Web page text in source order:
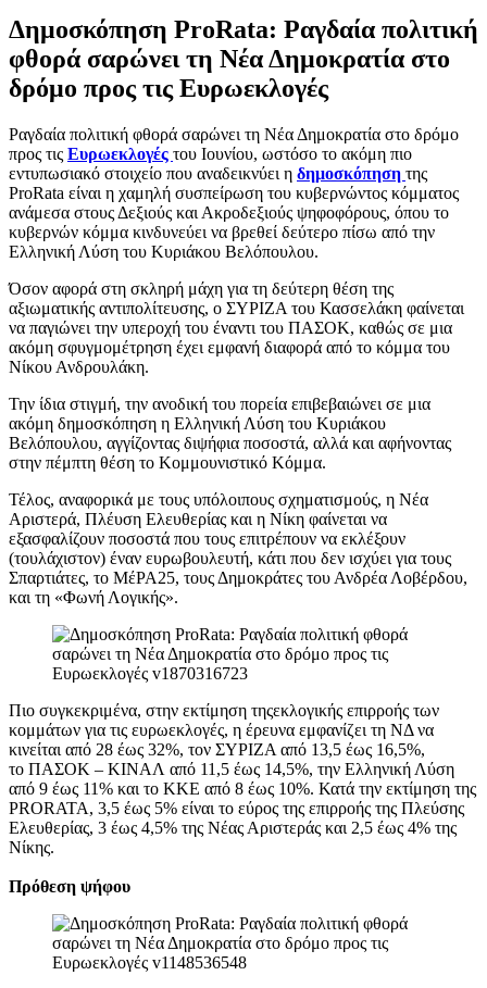
Δημοσκόπηση ProRata: Ραγδαία πολιτική
φθορά σαρώνει τη Νέα Δημοκρατία στο
δρόμο προς τις Ευρωεκλογές
Ραγδαία πολιτική φθορά σαρώνει τη Νέα Δημοκρατία στο δρόμο
προς τις Ευρωεκλογές του Ιουνίου, ωστόσο το ακόμη πιο
εντυπωσιακό στοιχείο που αναδεικνύει η δημοσκόπηση της
ProRata είναι η χαμηλή συσπείρωση του κυβερνώντος κόμματος
ανάμεσα στους Δεξιούς και Ακροδεξιούς ψηφοφόρους, όπου το
κυβερνών κόμμα κινδυνεύει να βρεθεί δεύτερο πίσω από την
Ελληνική Λύση του Κυριάκου Βελόπουλου.
Όσον αφορά στη σκληρή μάχη για τη δεύτερη θέση της
αξιωματικής αντιπολίτευσης, ο ΣΥΡΙΖΑ του Κασσελάκη φαίνεται
να παγιώνει την υπεροχή του έναντι του ΠΑΣΟΚ, καθώς σε μια
ακόμη σφυγμομέτρηση έχει εμφανή διαφορά από το κόμμα του
Νίκου Ανδρουλάκη.
Την ίδια στιγμή, την ανοδική του πορεία επιβεβαιώνει σε μια
ακόμη δημοσκόπηση η Ελληνική Λύση του Κυριάκου
Βελόπουλου, αγγίζοντας διψήφια ποσοστά, αλλά και αφήνοντας
στην πέμπτη θέση το Κομμουνιστικό Κόμμα.
Τέλος, αναφορικά με τους υπόλοιπους σχηματισμούς, η Νέα
Αριστερά, Πλέυση Ελευθερίας και η Νίκη φαίνεται να
εξασφαλίζουν ποσοστά που τους επιτρέπουν να εκλέξουν
(τουλάχιστον) έναν ευρωβουλευτή, κάτι που δεν ισχύει για τους
Σπαρτιάτες, το ΜέΡΑ25, τους Δημοκράτες του Ανδρέα Λοβέρδου,
και τη «Φωνή Λογικής».
Πιο συγκεκριμένα, στην εκτίμηση τηςεκλογικής επιρροής των
κομμάτων για τις ευρωεκλογές, η έρευνα εμφανίζει τη ΝΔ να
κινείται από 28 έως 32%, τον ΣΥΡΙΖΑ από 13,5 έως 16,5%,
το ΠΑΣΟΚ – ΚΙΝΑΛ από 11,5 έως 14,5%, την Ελληνική Λύση
από 9 έως 11% και το ΚΚΕ από 8 έως 10%. Κατά την εκτίμηση της
PRORATA, 3,5 έως 5% είναι το εύρος της επιρροής της Πλεύσης
Ελευθερίας, 3 έως 4,5% της Νέας Αριστεράς και 2,5 έως 4% της
Νίκης.
Πρόθεση ψήφου